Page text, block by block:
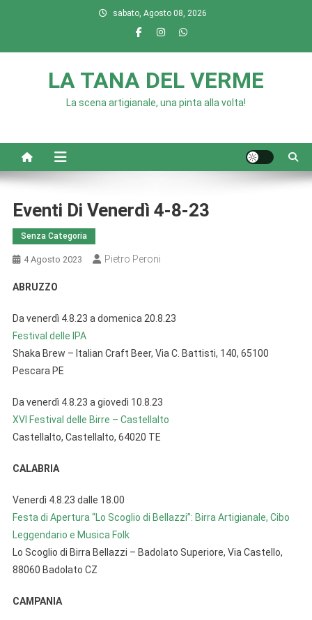
sabato, Agosto 08, 2026
LA TANA DEL VERME
La scena artigianale, una pinta alla volta!
Eventi Di Venerdì 4-8-23
Senza Categoria
4 Agosto 2023 Pietro Peroni
ABRUZZO
Da venerdì 4.8.23 a domenica 20.8.23
Festival delle IPA
Shaka Brew – Italian Craft Beer, Via C. Battisti, 140, 65100
Pescara PE
Da venerdì 4.8.23 a giovedì 10.8.23
XVI Festival delle Birre – Castellalto
Castellalto, Castellalto, 64020 TE
CALABRIA
Venerdì 4.8.23 dalle 18.00
Festa di Apertura “Lo Scoglio di Bellazzi”: Birra Artigianale, Cibo
Leggendario e Musica Folk
Lo Scoglio di Birra Bellazzi – Badolato Superiore, Via Castello,
88060 Badolato CZ
CAMPANIA